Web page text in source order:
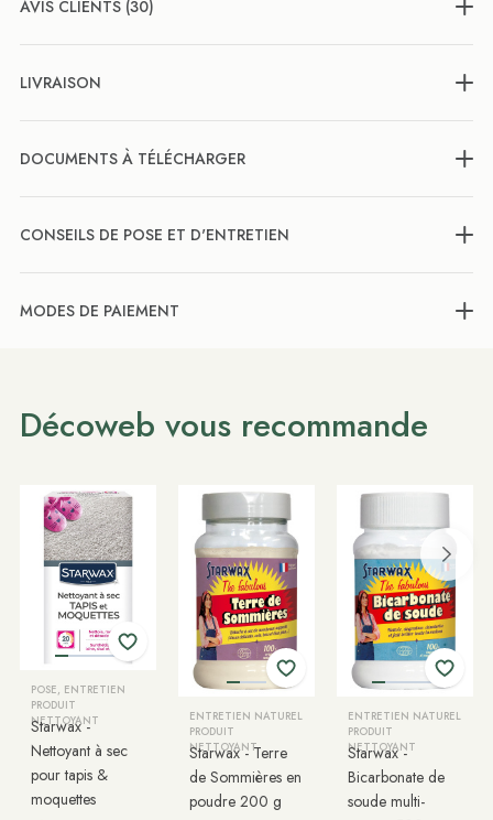
AVIS CLIENTS (30)
LIVRAISON
DOCUMENTS À TÉLÉCHARGER
CONSEILS DE POSE ET D'ENTRETIEN
MODES DE PAIEMENT
Décoweb vous recommande
POSE, ENTRETIEN
PRODUIT
NETTOYANT
Starwax -
Nettoyant à sec
pour tapis &
moquettes
ENTRETIEN NATUREL
PRODUIT
NETTOYANT
Starwax - Terre
de Sommières en
poudre 200 g
ENTRETIEN NATUREL
PRODUIT
NETTOYANT
Starwax -
Bicarbonate de
soude multi-